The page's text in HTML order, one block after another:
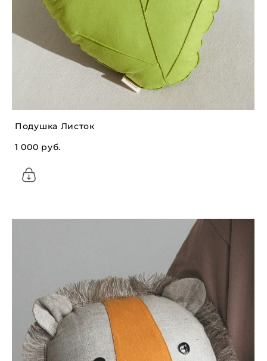
Подушка Листок
1 000 pуб.